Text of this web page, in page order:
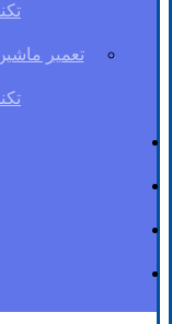
تعمیر